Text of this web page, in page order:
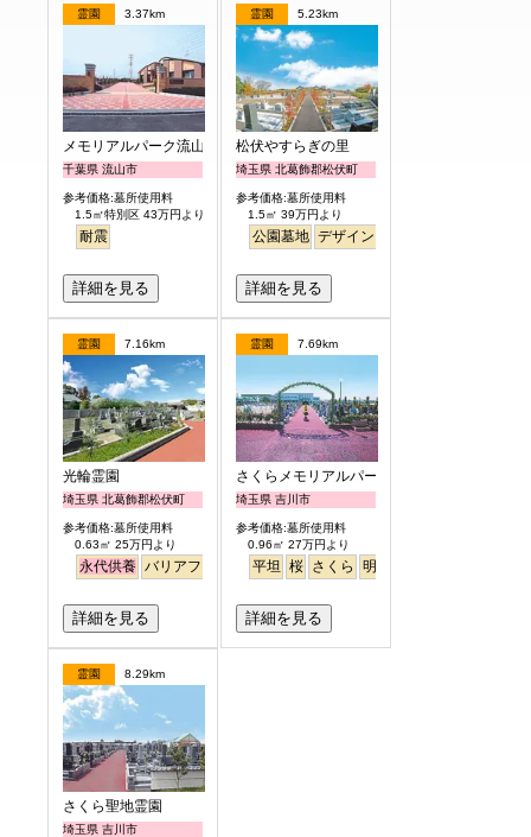
霊園 3.37km
メモリアルパーク流山聖地
千葉県 流山市
参考価格:墓所使用料
1.5㎡特別区 43万円より
耐震
詳細を見る
霊園 5.23km
松伏やすらぎの里
埼玉県 北葛飾郡松伏町
参考価格:墓所使用料
1.5㎡ 39万円より
公園墓地 デザイン
詳細を見る
霊園 7.16km
光輪霊園
埼玉県 北葛飾郡松伏町
参考価格:墓所使用料
0.63㎡ 25万円より
永代供養 バリアフリー ペット 樹木葬
詳細を見る
霊園 7.69km
さくらメモリアルパーク
埼玉県 吉川市
参考価格:墓所使用料
0.96㎡ 27万円より
平坦 桜 さくら 明るい
詳細を見る
霊園 8.29km
さくら聖地霊園
埼玉県 吉川市